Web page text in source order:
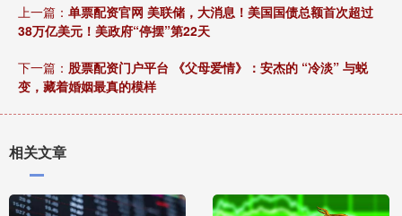
上一篇： 单票配资官网 美联储，大消息！美国国债总额首次超过
38万亿美元！美政府“停摆”第22天
下一篇： 股票配资门户平台 《父母爱情》：安杰的 “冷淡” 与蜕
变，藏着婚姻最真的模样
相关文章